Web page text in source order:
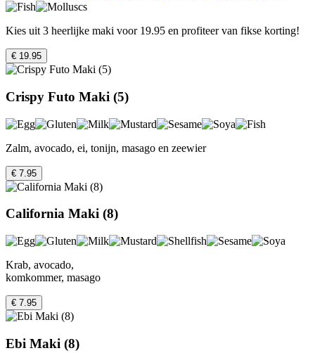
Kies uit 3 heerlijke maki voor 19.95 en profiteer van fikse korting!
€ 19.95
Crispy Futo Maki (5)
Zalm, avocado, ei, tonijn, masago en zeewier
€ 7.95
California Maki (8)
Krab, avocado,
komkommer, masago
€ 7.95
Ebi Maki (8)